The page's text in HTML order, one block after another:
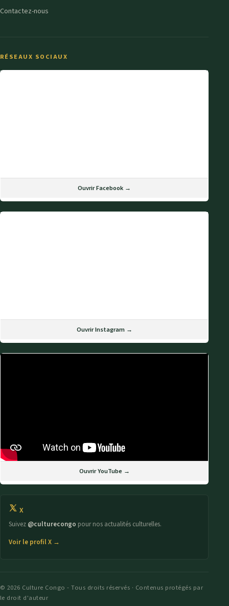
Contactez-nous
RÉSEAUX SOCIAUX
Ouvrir Facebook →
Ouvrir Instagram →
Ouvrir YouTube →
X
Suivez @culturecongo pour nos actualités culturelles.
Voir le profil X →
© 2026 Culture Congo - Tous droits réservés · Contenus protégés par
le droit d'auteur